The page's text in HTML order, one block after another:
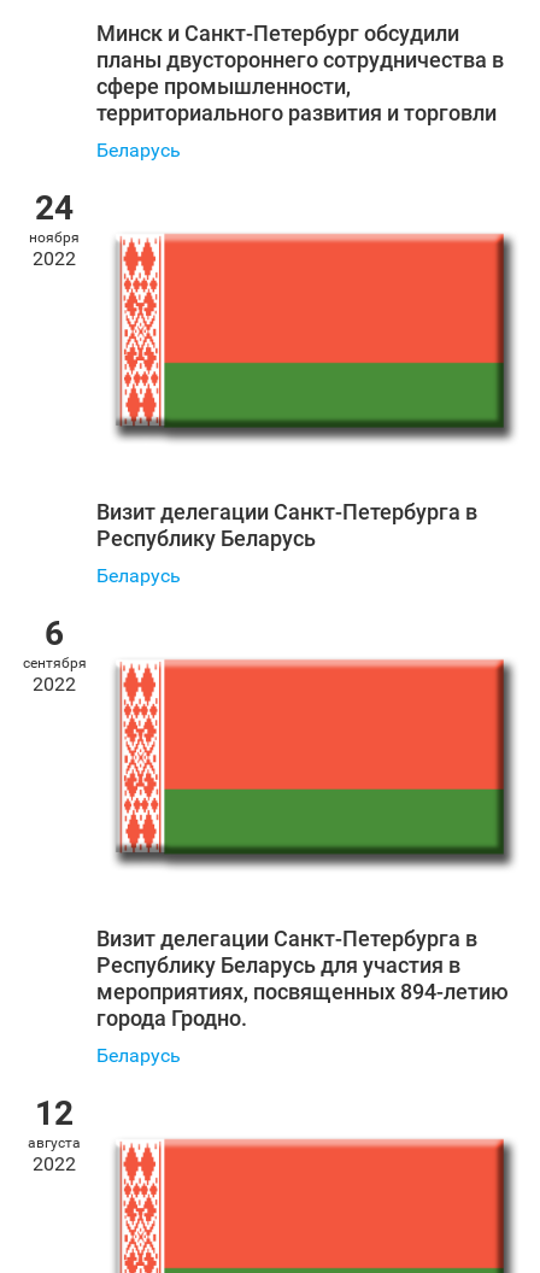
Минск и Санкт‑Петербург обсудили
планы двустороннего сотрудничества в
сфере промышленности,
территориального развития и торговли
Беларусь
24
ноября
2022
Визит делегации Санкт‑Петербурга в
Республику Беларусь
Беларусь
6
сентября
2022
Визит делегации Санкт‑Петербурга в
Республику Беларусь для участия в
мероприятиях, посвященных 894-летию
города Гродно.
Беларусь
12
августа
2022